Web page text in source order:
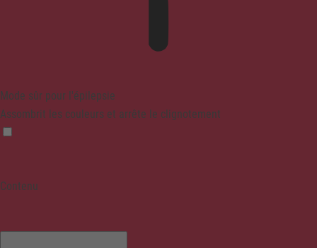
Mode sûr pour l'épilepsie
Assombrit les couleurs et arrête le clignotement
Contenu